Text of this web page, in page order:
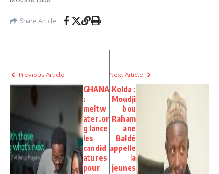
Share Article
Previous Article
GHANA
:
meltw
ater.or
g⁠ lance
les
candid
atures
pour
Next Article
Kolda :
Moudji
bou
Raham
ane
Baldé
appelle
la
jeunes